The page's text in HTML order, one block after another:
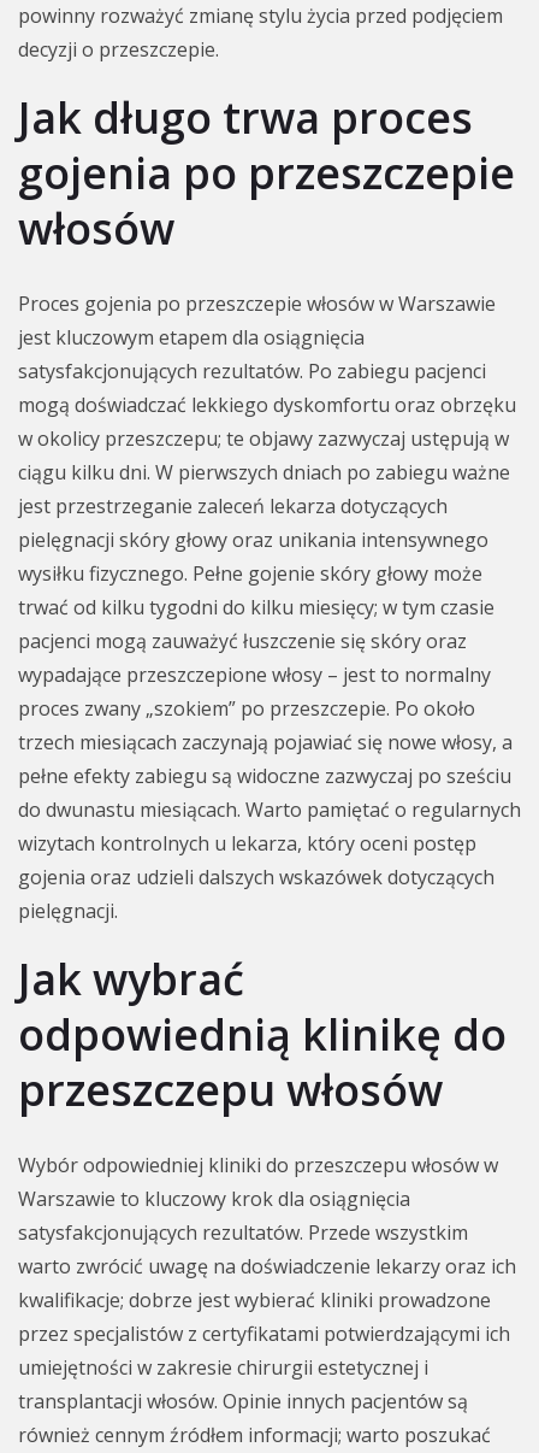
powinny rozważyć zmianę stylu życia przed podjęciem
decyzji o przeszczepie.
Jak długo trwa proces
gojenia po przeszczepie
włosów
Proces gojenia po przeszczepie włosów w Warszawie
jest kluczowym etapem dla osiągnięcia
satysfakcjonujących rezultatów. Po zabiegu pacjenci
mogą doświadczać lekkiego dyskomfortu oraz obrzęku
w okolicy przeszczepu; te objawy zazwyczaj ustępują w
ciągu kilku dni. W pierwszych dniach po zabiegu ważne
jest przestrzeganie zaleceń lekarza dotyczących
pielęgnacji skóry głowy oraz unikania intensywnego
wysiłku fizycznego. Pełne gojenie skóry głowy może
trwać od kilku tygodni do kilku miesięcy; w tym czasie
pacjenci mogą zauważyć łuszczenie się skóry oraz
wypadające przeszczepione włosy – jest to normalny
proces zwany „szokiem” po przeszczepie. Po około
trzech miesiącach zaczynają pojawiać się nowe włosy, a
pełne efekty zabiegu są widoczne zazwyczaj po sześciu
do dwunastu miesiącach. Warto pamiętać o regularnych
wizytach kontrolnych u lekarza, który oceni postęp
gojenia oraz udzieli dalszych wskazówek dotyczących
pielęgnacji.
Jak wybrać
odpowiednią klinikę do
przeszczepu włosów
Wybór odpowiedniej kliniki do przeszczepu włosów w
Warszawie to kluczowy krok dla osiągnięcia
satysfakcjonujących rezultatów. Przede wszystkim
warto zwrócić uwagę na doświadczenie lekarzy oraz ich
kwalifikacje; dobrze jest wybierać kliniki prowadzone
przez specjalistów z certyfikatami potwierdzającymi ich
umiejętności w zakresie chirurgii estetycznej i
transplantacji włosów. Opinie innych pacjentów są
również cennym źródłem informacji; warto poszukać